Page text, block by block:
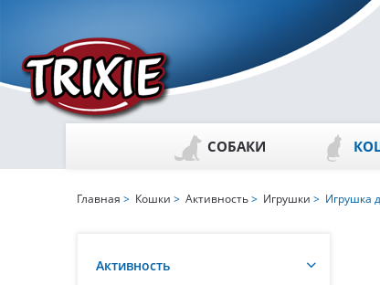
СОБАКИ
Активность
Главная > Кошки > Активность> Игрушки > Игрушка